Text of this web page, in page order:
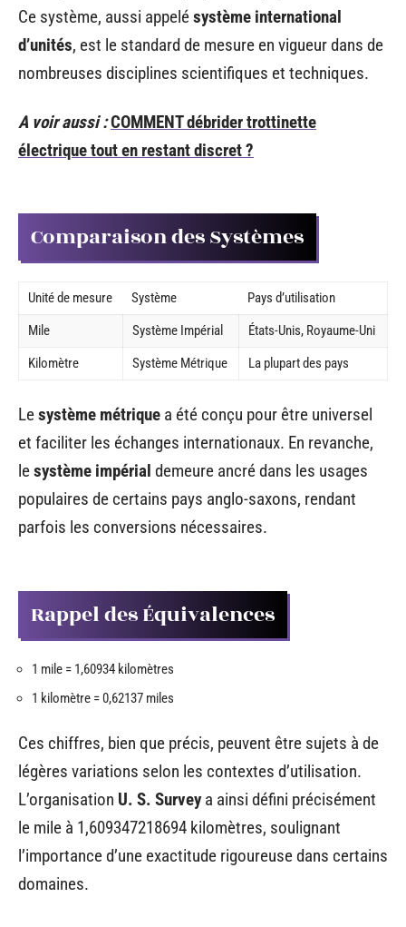
Ce système, aussi appelésystème international
d’unités, est le standard de mesure en vigueur dans de
nombreuses disciplines scientifiques et techniques.
A voir aussi :COMMENT débrider trottinette
électrique tout en restant discret ?
Comparaison des Systèmes
Unité de mesure Système
Pays d’utilisation
Mile
Système Impérial
États-Unis, Royaume-Uni
Kilomètre
Système Métrique La plupart des pays
Lesystème métrique a été conçu pour être universel
et faciliter les échanges internationaux. En revanche,
lesystème impérial demeure ancré dans les usages
populaires de certains pays anglo-saxons, rendant
parfois les conversions nécessaires.
Rappel des Équivalences
1 mile = 1,60934 kilomètres
1 kilomètre = 0,62137 miles
Ces chiffres, bien que précis, peuvent être sujets à de
légères variations selon les contextes d’utilisation.
L’organisation U. S. Surveya ainsi défini précisément
le mile à 1,609347218694 kilomètres, soulignant
l’importance d’une exactitude rigoureuse dans certains
domaines.